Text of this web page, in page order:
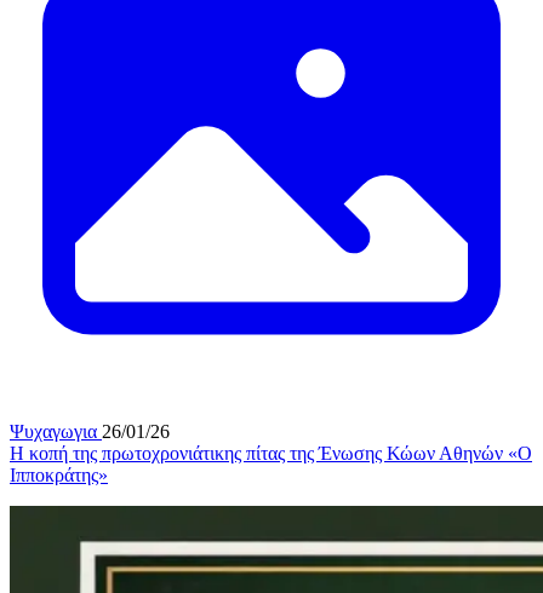
Ψυχαγωγια 26/01/26
Η κοπή της πρωτοχρονιάτικης πίτας της Ένωσης Κώων Αθηνών «Ο
Ιπποκράτης»